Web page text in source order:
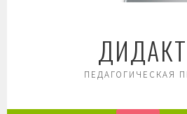
ПЕДАГОГИЧЕСКАЯ